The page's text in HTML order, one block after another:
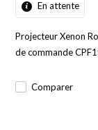
En attente
Projecteur Xenon
de commande
Comparer